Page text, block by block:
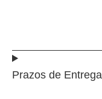
Prazos de Entrega